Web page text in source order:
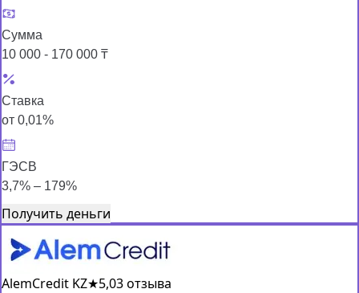
Сумма
10 000 - 170 000 ₸
Ставка
от 0,01%
ГЭСВ
3,7% – 179%
Получить деньги
AlemCredit KZ★5,03 отзыва